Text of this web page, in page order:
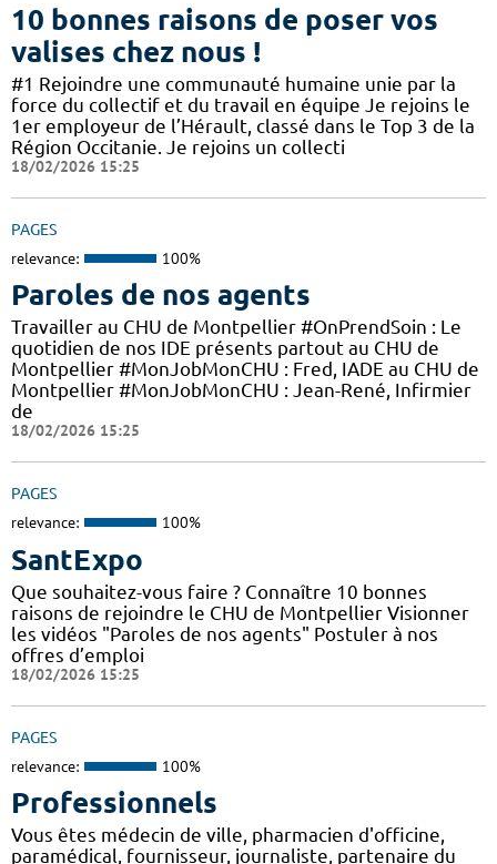
10 bonnes raisons de poser vos
valises chez nous !
#1 Rejoindre une communauté humaine unie par la
force du collectif et du travail en équipe Je rejoins le
1er employeur de l’Hérault, classé dans le Top 3 de la
Région Occitanie. Je rejoins un collecti
18/02/2026 15:25
PAGES
relevance: 100%
Paroles de nos agents
Travailler au CHU de Montpellier #OnPrendSoin : Le
quotidien de nos IDE présents partout au CHU de
Montpellier #MonJobMonCHU : Fred, IADE au CHU de
Montpellier #MonJobMonCHU : Jean-René, Infirmier
de
18/02/2026 15:25
PAGES
relevance: 100%
SantExpo
Que souhaitez-vous faire ? Connaître 10 bonnes
raisons de rejoindre le CHU de Montpellier Visionner
les vidéos "Paroles de nos agents" Postuler à nos
offres d’emploi
18/02/2026 15:25
PAGES
relevance: 100%
Professionnels
Vous êtes médecin de ville, pharmacien d'officine,
paramédical, fournisseur, journaliste, partenaire du